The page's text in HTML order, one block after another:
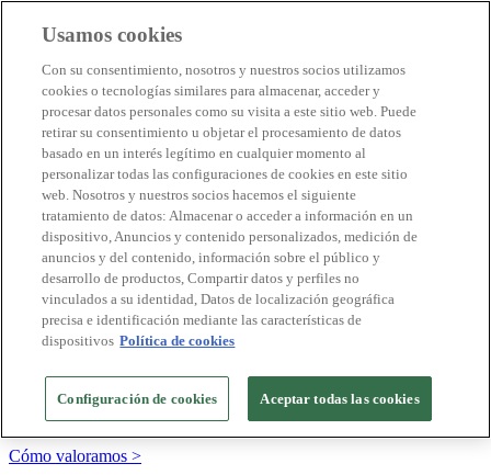
Empresas Biosphere
Cómo valoramos
Quienes somos
ES
English
Português
Français
Català
Deutsch
Türkçe
Construimos modelos sostenibles y certificamos las
buenas prácticas
+20 años promoviendo la cultura de la sostenibilidad, bajo los
principios y objetivos de Naciones Unidas
Cómo valoramos >
Usamos cookies
Con su consentimiento, nosotros y nuestros socios utilizamos
cookies o tecnologías similares para almacenar, acceder y
procesar datos personales como su visita a este sitio web. Puede
retirar su consentimiento u objetar el procesamiento de datos
basado en un interés legítimo en cualquier momento al
personalizar todas las configuraciones de cookies en este sitio
web. Nosotros y nuestros socios hacemos el siguiente
tratamiento de datos: Almacenar o acceder a información en un
dispositivo, Anuncios y contenido personalizados, medición de
anuncios y del contenido, información sobre el público y
desarrollo de productos, Compartir datos y perfiles no
vinculados a su identidad, Datos de localización geográfica
precisa e identificación mediante las características de
dispositivos Política de cookies
Configuración de cookies Aceptar todas las cookies